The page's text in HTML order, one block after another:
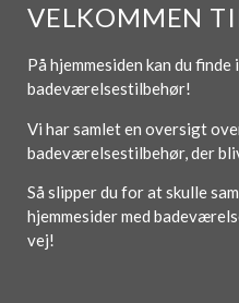
VELKOMMEN
På hjemmesiden kan du
badeværelsestilbehør!
Vi har samlet en oversigt
badeværelsestilbehør, der
Så slipper du for at skulle
hjemmesider med
vej!